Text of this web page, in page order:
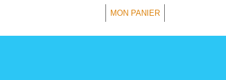
MON PANIER